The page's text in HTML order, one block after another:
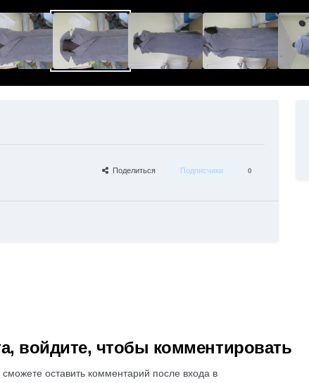
Поделиться Подписчики 0
войдите, чтобы комментировать
оставить комментарий после входа в